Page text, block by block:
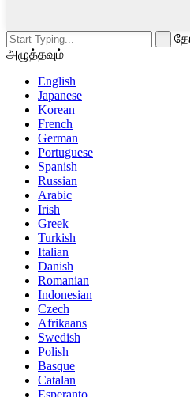
அழுத்தவும்
English
Japanese
Korean
French
German
Portuguese
Spanish
Russian
Arabic
Irish
Greek
Turkish
Italian
Danish
Romanian
Indonesian
Czech
Afrikaans
Swedish
Polish
Basque
Catalan